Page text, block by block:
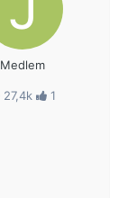
Medlem
27,4k 1